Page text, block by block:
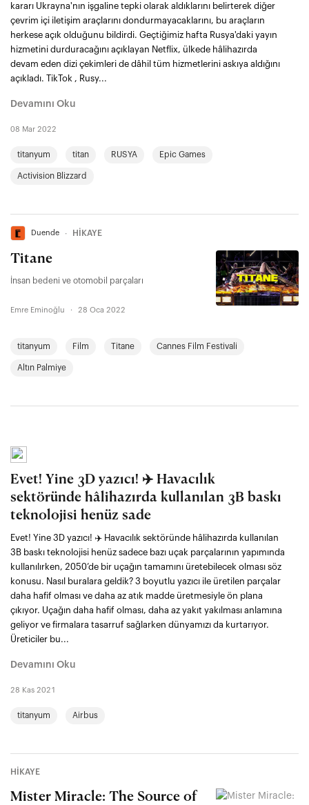
kararı Ukrayna'nın işgaline tepki olarak aldıklarını belirterek diğer
çevrim içi iletişim araçlarını dondurmayacaklarını, bu araçların
herkese açık olduğunu bildirdi. Geçtiğimiz hafta Rusya'daki yayın
hizmetini durduracağını açıklayan Netflix, ülkede hâlihazırda
devam eden dizi çekimleri de dâhil tüm hizmetlerini askıya aldığını
açıkladı. TikTok , Rusy...
Devamını Oku
08 Mar 2022
titanyum titan RUSYA Epic Games
Activision Blizzard
Duende ∙ HİKAYE
Titane
İnsan bedeni ve otomobil parçaları
Emre Eminoğlu · 28 Oca 2022
titanyum Film Titane Cannes Film Festivali
Altın Palmiye
Evet! Yine 3D yazıcı! ✈️ Havacılık
sektöründe hâlihazırda kullanılan 3B baskı
teknolojisi henüz sade
Evet! Yine 3D yazıcı! ✈️ Havacılık sektöründe hâlihazırda kullanılan
3B baskı teknolojisi henüz sadece bazı uçak parçalarının yapımında
kullanılırken, 2050’de bir uçağın tamamını üretebilecek olması söz
konusu. Nasıl buralara geldik? 3 boyutlu yazıcı ile üretilen parçalar
daha hafif olması ve daha az atık madde üretmesiyle ön plana
çıkıyor. Uçağın daha hafif olması, daha az yakıt yakılması anlamına
geliyor ve firmalara tasarruf sağlarken dünyamızı da kurtarıyor.
Üreticiler bu...
Devamını Oku
28 Kas 2021
titanyum Airbus
HİKAYE
Mister Miracle: The Source of